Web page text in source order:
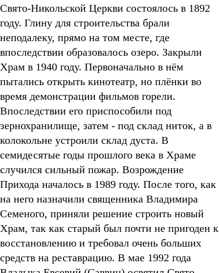
Свято-Никольской Церкви состоялось в 1892
году. Глину для строительства брали
неподалеку, прямо на том месте, где
впоследствии образовалось озеро. Закрыли
Храм в 1940 году. Первоначально в нём
пытались открыть кинотеатр, но плёнки во
время демонстрации фильмов горели.
Впоследствии его приспособили под
зернохранилище, затем - под склад ниток, а в
колокольне устроили склад дуста. В
семидесятые годы прошлого века в Храме
случился сильный пожар. Возрождение
Прихода началось в 1989 году. После того, как
на него назначили священника Владимира
Семеного, приняли решение строить новый
Храм, так как старый был почти не пригоден к
восстановлению и требовал очень больших
средств на реставрацию. В мае 1992 года